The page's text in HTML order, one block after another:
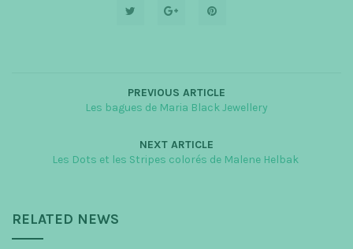
PREVIOUS ARTICLE
Les bagues de Maria Black Jewellery
NEXT ARTICLE
Les Dots et les Stripes colorés de Malene Helbak
RELATED NEWS